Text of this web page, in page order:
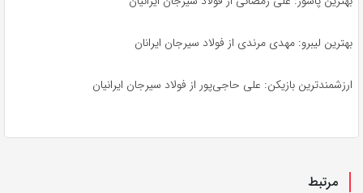
بهترین لیبرو: مهدی مرندی از فولاد سیرجان ایرانان
ارزشمندترین بازیکن: علی حاجی‌پور از فولاد سیرجان ایرانیان
مرتبط